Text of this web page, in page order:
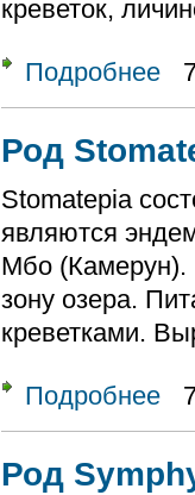
креветок,
Подробнее о
Род
Stomatepia
являются
Мбо (Камерун).
зону озера.
креветками.
Подробнеео
Род